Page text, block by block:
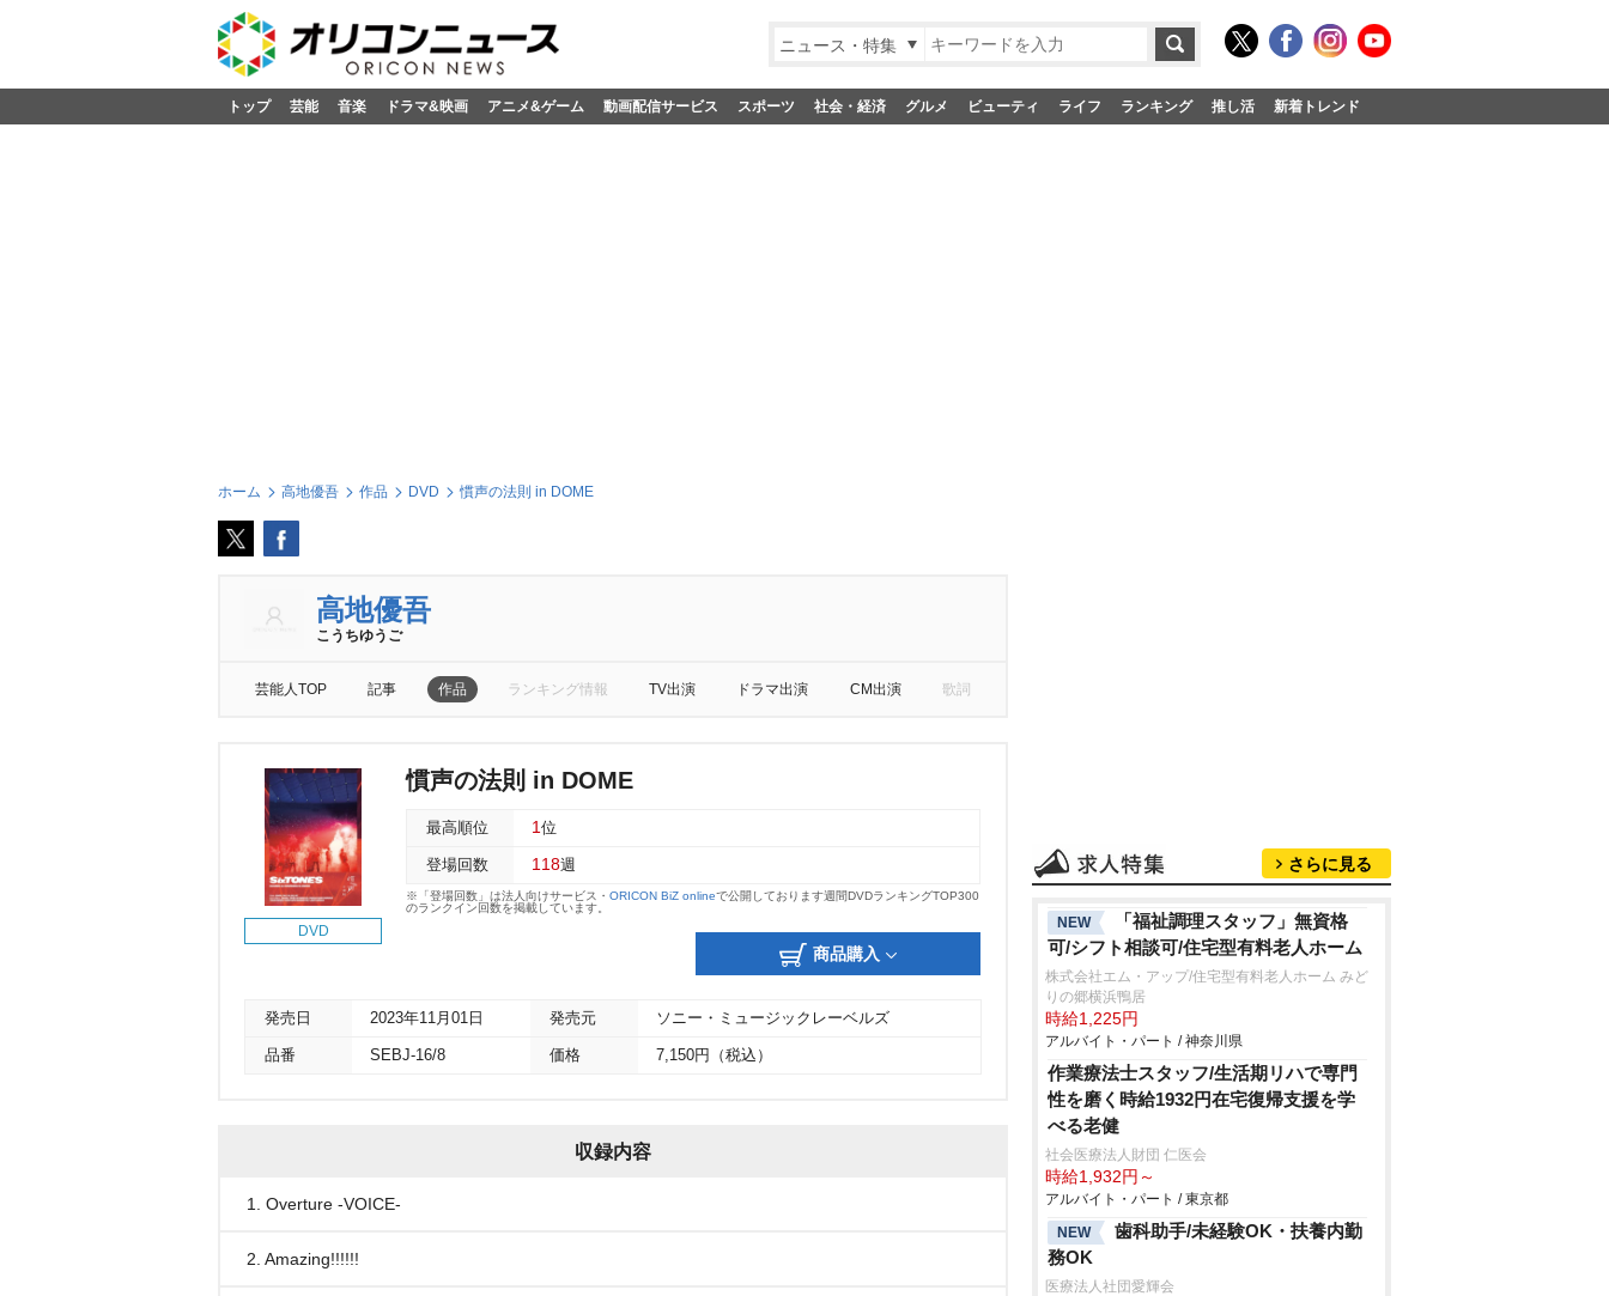
ニュース・特集
トップ 芸能 音楽 ドラマ&映画 アニメ&ゲーム 動画配信サービス スポーツ 社会・経済 グルメ ビューティ ライフ ランキング 推し活 新着トレンド
ホーム 高地優吾 作品 DVD 慣声の法則 in DOME
高地優吾
こうちゆうご
芸能人TOP 記事 作品 ランキング情報 TV出演 ドラマ出演 CM出演 歌詞
DVD
慣声の法則 in DOME
最高順位 1 位
登場回数 118週
※「登場回数」は法人向けサービス・ ORICON BiZ onlineで公開しております週間DVDランキングTOP300
のランクイン回数を掲載しています。
商品購入
発売日 2023年11月01日 発売元 ソニー・ミュージックレーベルズ
品番 SEBJ-16/8 価格 7,150円（税込）
収録内容
1. Overture -VOICE-
2. Amazing!!!!!!
さらに見る
NEW
「福祉調理スタッフ」無資格
可/シフト相談可/住宅型有料老人ホーム
株式会社エム・アップ/住宅型有料老人ホーム みど
りの郷横浜鴨居
時給1,225円
アルバイト・パート / 神奈川県
作業療法士スタッフ/生活期リハで専門
性を磨く時給1932円在宅復帰支援を学
べる老健
社会医療法人財団 仁医会
時給1,932円～
アルバイト・パート / 東京都
NEW
歯科助手/未経験OK・扶養内勤
務OK
医療法人社団愛輝会